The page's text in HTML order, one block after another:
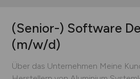
(Senior-) Software
(m/w/d)
Über das Unternehmen Meine